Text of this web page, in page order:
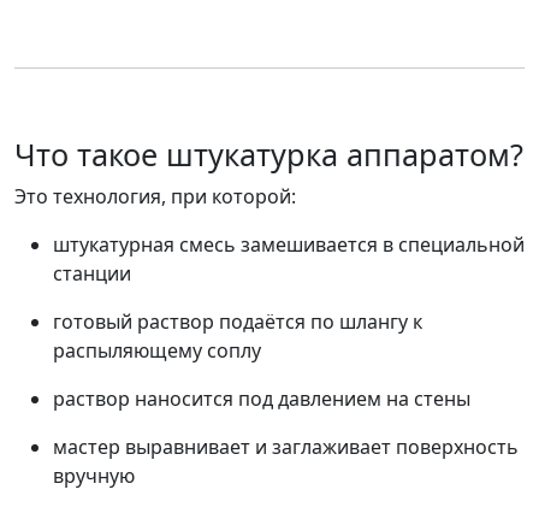
Что такое штукатурка аппаратом?
Это технология, при которой:
штукатурная смесь замешивается в специальной
станции
готовый раствор подаётся по шлангу к
распыляющему соплу
раствор наносится под давлением на стены
мастер выравнивает и заглаживает поверхность
вручную